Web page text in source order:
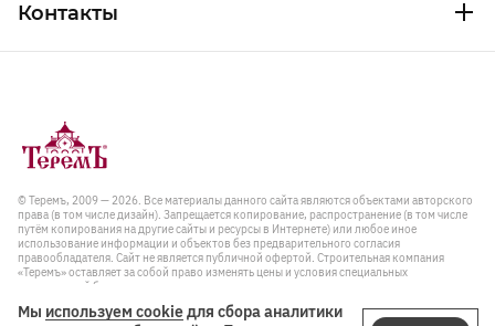
Мы используем cookieдля сбора аналитики
Контакты
© Теремъ, 2009 — 2026. Все материалы данного сайта являются объектами авторского
права (в том числе дизайн). Запрещается копирование, распространение (в том числе
путём копирования на другие сайты и ресурсы в Интернете) или любое иное
использование информации и объектов без предварительного согласия
правообладателя. Cайт не является публичной офертой. Строительная компания
«Теремъ» оставляет за собой право изменять цены и условия специальных
предложений без предварительного уведомления.